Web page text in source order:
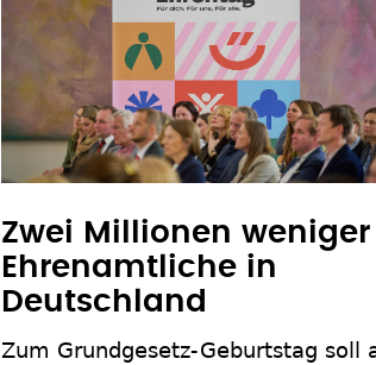
Zwei Millionen weniger
Ehrenamtliche in
Deutschland
Zum Grundgesetz-Geburtstag soll